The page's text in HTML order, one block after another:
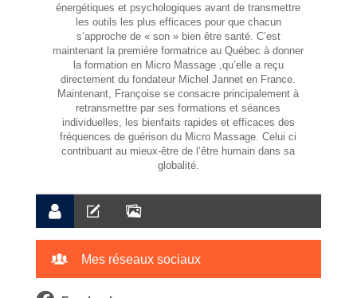
énergétiques et psychologiques avant de transmettre
les outils les plus efficaces pour que chacun
s’approche de « son » bien être santé. C’est
maintenant la première formatrice au Québec à donner
la formation en Micro Massage ,qu’elle a reçu
directement du fondateur Michel Jannet en France.
Maintenant, Françoise se consacre principalement à
retransmettre par ses formations et séances
individuelles, les bienfaits rapides et efficaces des
fréquences de guérison du Micro Massage. Celui ci
contribuant au mieux-être de l’être humain dans sa
globalité.
Mes réseaux sociaux